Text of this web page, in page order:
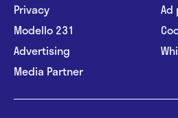
Privacy
Modello 231
Advertising
Media Partner
Ad